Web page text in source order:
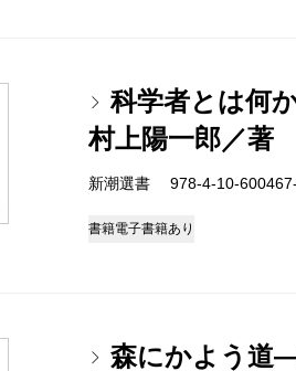
科学者とは何
村上陽一郎／著
新潮選書 978-4-10-
書籍電子書籍あり
森にかよう道